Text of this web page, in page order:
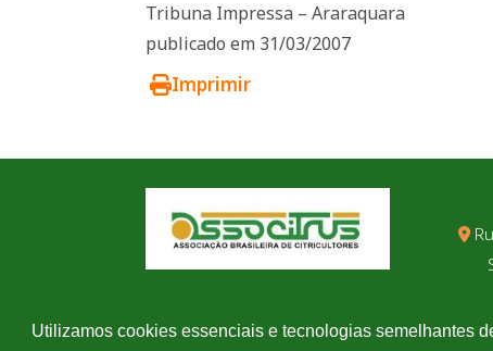
Tribuna Impressa – Araraquara
publicado em 31/03/2007
Imprimir
Utilizamos cookies essenciais e tecnologias semelhantes